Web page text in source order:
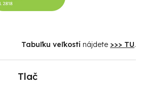
Tabuľku veľkostí nájdete >>> TU.
Tlač